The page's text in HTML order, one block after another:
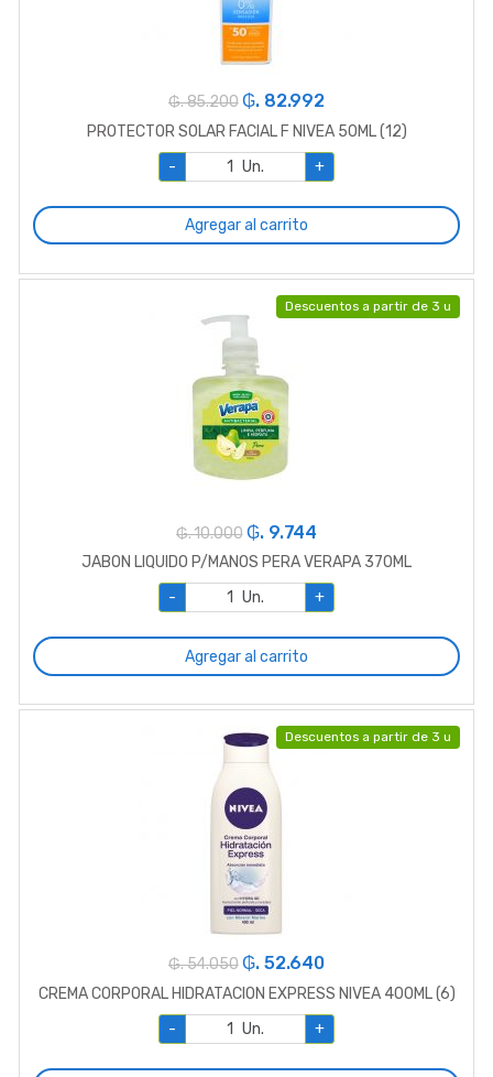
₲. 85.200 ₲. 82.992
PROTECTOR SOLAR FACIAL F NIVEA 50ML (12)
-
Un. +
Agregar al carrito
Descuentos a partir de 3 u
₲. 10.000 ₲. 9.744
JABON LIQUIDO P/MANOS PERA VERAPA 370ML
-
Un. +
Agregar al carrito
Descuentos a partir de 3 u
₲. 54.050 ₲. 52.640
CREMA CORPORAL HIDRATACION EXPRESS NIVEA 400ML (6)
-
Un. +